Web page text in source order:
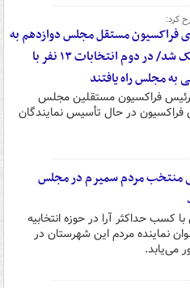
کرد:
فراکسیون مستقل مجلس دوازدهم به
۱۰۰ نفر نزدیک شد/ در دوم انتخابات ۱۳ نفر با
مجلس راه یافتند
رئیس فراکسیون مستقلین مجلس
فراکسیون در حال تأسیس نمایندگان
منتخب مردم سمیرم در مجلس
کسب حداکثر آرا در حوزه انتخابیه
نماینده مردم این شهرستان در